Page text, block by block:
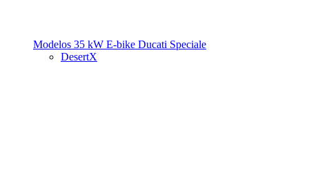
Modelos 35 kW E-bike Ducati Speciale
DesertX